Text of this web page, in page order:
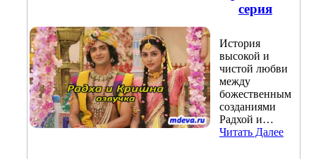
серия
История
высокой и
чистой любви
между
божественным
созданиями
Радхой и…
Читать Далее